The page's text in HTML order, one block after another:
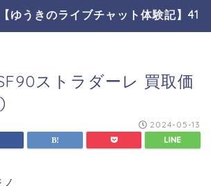
ゆうきのライブチャット体験記】41
ストラダーレ 買取価
2024-05-13